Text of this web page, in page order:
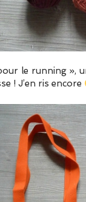
le running »,
! J’en ris encore